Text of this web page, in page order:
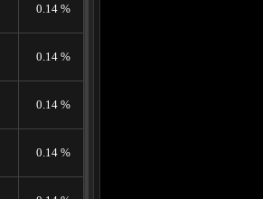
0.14 %
0.14 %
0.14 %
0.14 %